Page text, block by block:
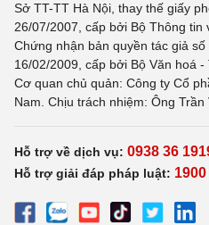
Sở TT-TT Hà Nội, thay thế giấy
26/07/2007, cấp bởi Bộ Thông tin
Chứng nhận bản quyền tác giả
16/02/2009, cấp bởi Bộ Văn hoá -
Cơ quan chủ quản: Công ty Cổ
Nam. Chịu trách nhiệm: Ông Trần
Hỗ trợ về dịch vụ: 0938 36
Hỗ trợ giải đáp pháp luật: